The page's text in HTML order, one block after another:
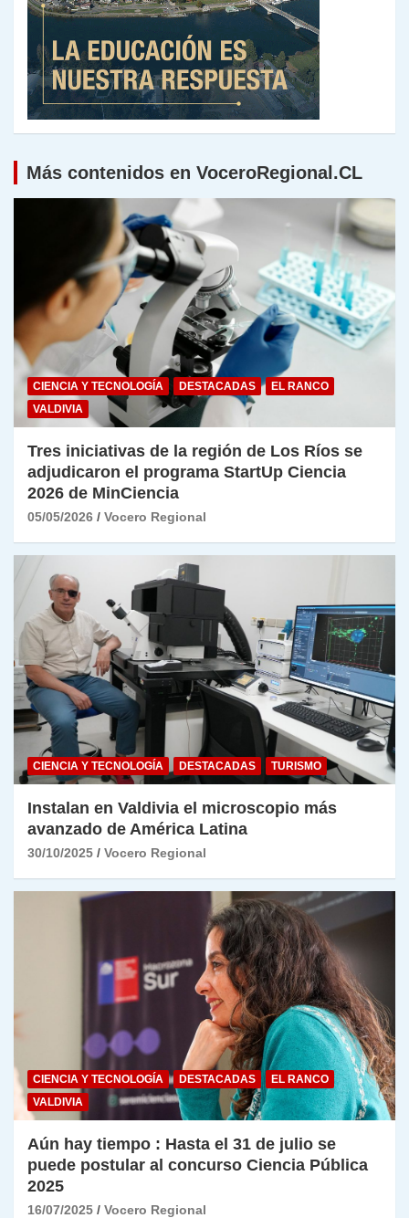
Más contenidos en VoceroRegional.CL
CIENCIA Y TECNOLOGÍA DESTACADAS
EL RANCO
VALDIVIA
Tres iniciativas de la región de Los Ríos se
adjudicaron el programa StartUp Ciencia
2026 de MinCiencia
05/05/2026 Vocero Regional
CIENCIA Y TECNOLOGÍA DESTACADAS TURISMO
Instalan en Valdivia el microscopio más
avanzado de América Latina
30/10/2025 Vocero Regional
CIENCIA Y TECNOLOGÍA DESTACADAS
EL RANCO
VALDIVIA
Aún hay tiempo : Hasta el 31 de julio se
puede postular al concurso Ciencia Pública
2025
16/07/2025 Vocero Regional